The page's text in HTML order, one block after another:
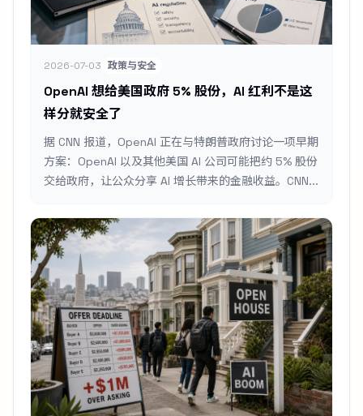
2026-07-03 政策与安全
OpenAI 想给美国政府 5% 股份，AI 红利不是这
样分就安全了
据 CNN 报道，OpenAI 正在与特朗普政府讨论一项早期
方案：OpenAI 以及其他美国 AI 公司可能把约 5% 股份
交给政府，让公众分享 AI 增长带来的金融收益。CNN...